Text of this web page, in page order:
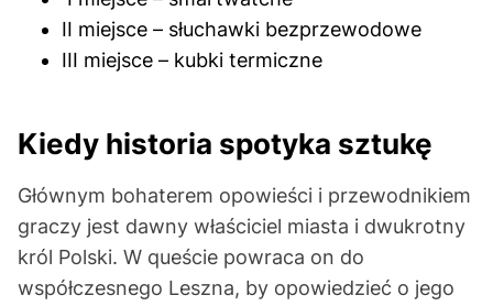
II miejsce – słuchawki bezprzewodowe
III miejsce – kubki termiczne
Kiedy historia spotyka sztukę
Głównym bohaterem opowieści i przewodnikiem
graczy jest dawny właściciel miasta i dwukrotny
król Polski. W queście powraca on do
współczesnego Leszna, by opowiedzieć o jego